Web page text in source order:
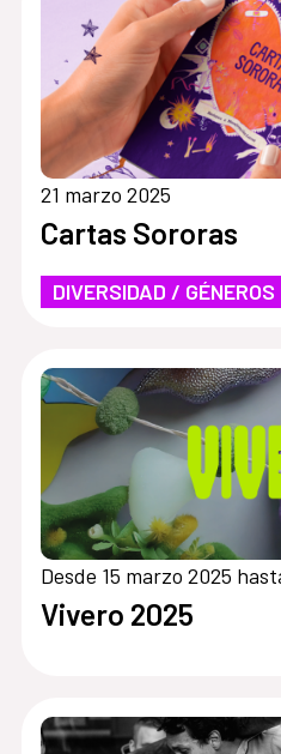
21 marzo 2025
Cartas Sororas
DIVERSIDAD / GÉNEROS
Desde 15 marzo 2025
Vivero 2025